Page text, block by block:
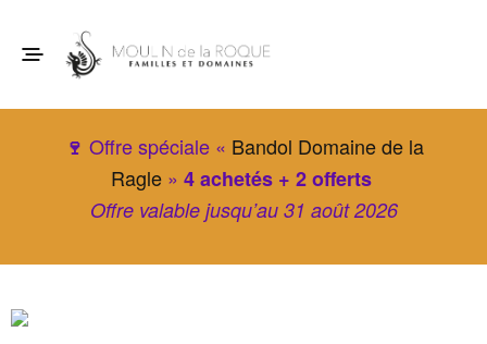
🍷 Offre spéciale « Bandol Domaine de la
Ragle» 4 achetés + 2 offerts
Offre valable jusqu’au 31 août 2026